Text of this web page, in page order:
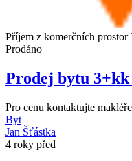
Příjem z komerčních prostor
Prodáno
Prodej bytu
Pro cenu kontaktujte
Byt
Jan Šťástka
4 roky před